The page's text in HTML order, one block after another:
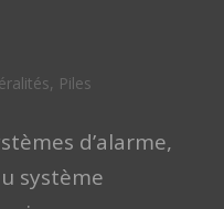
, Piles
d’alarme,
système